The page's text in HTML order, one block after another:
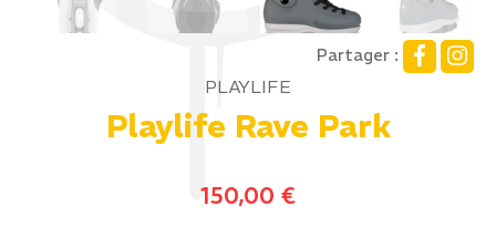
Partager :
PLAYLIFE
Playlife Rave Park
150,00 €